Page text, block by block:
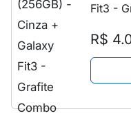
Fit3 -
R$